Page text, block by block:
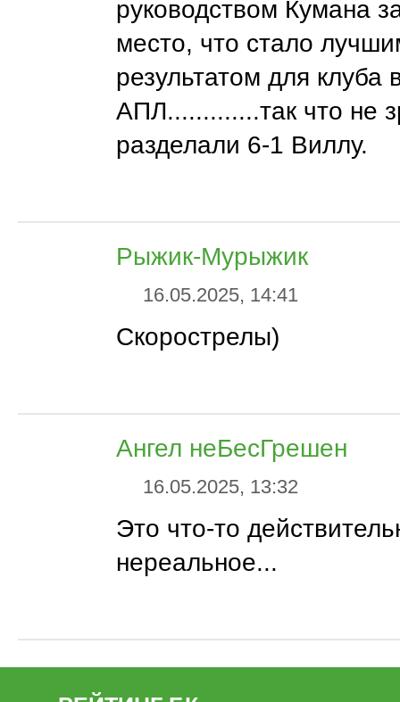
руководством Кумана
место, что стало
результатом для клуба
АПЛ.............так что не
разделали 6-1 Виллу.
Рыжик-Мурыжик
16.05.2025, 14:41
Скорострелы)
Ангел неБесГрешен
16.05.2025, 13:32
Это что-то
нереальное...